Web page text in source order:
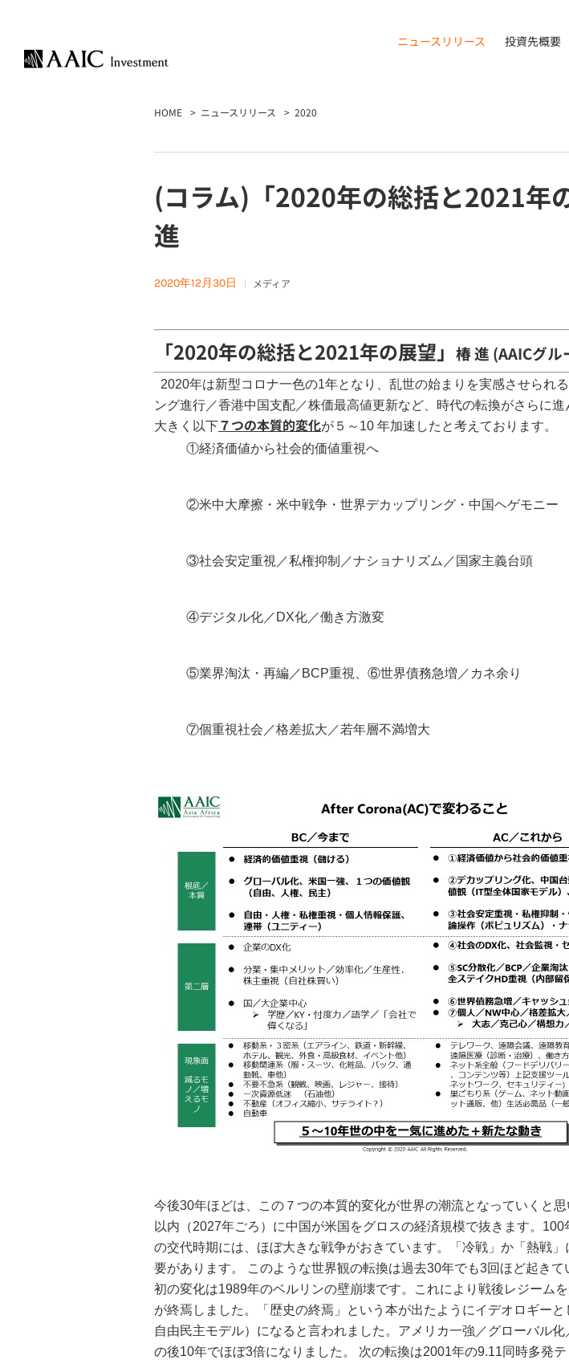
ニュースリリース 投資先概要
HOME ニュースリリース 2020
(コラム)「2020年の総括と2021年
進
2020年12月30日 メディア
「2020年の総括と2021年の展望」 椿 進 (AAICグル
2020年は新型コロナ一色の1年となり、乱世の始まりを実感させられ
ング進行／香港中国支配／株価最高値更新など、時代の転換がさらに進
大きく以下７つの本質的変化が５～10 年加速したと考えております。
①経済価値から社会的価値重視へ
②米中大摩擦・米中戦争・世界デカップリング・中国ヘゲモニー
③社会安定重視／私権抑制／ナショナリズム／国家主義台頭
④デジタル化／DX化／働き方激変
⑤業界淘汰・再編／BCP重視、⑥世界債務急増／カネ余り
⑦個重視社会／格差拡大／若年層不満増大
今後30年ほどは、この７つの本質的変化が世界の潮流となっていくと
以内（2027年ごろ）に中国が米国をグロスの経済規模で抜きます。
の交代時期には、ほぼ大きな戦争がおきています。「冷戦」か「熱戦
要があります。
このような世界観の転換は過去30年でも3回ほど起き
初の変化は1989年のベルリンの壁崩壊です。これにより戦後レジーム
が終焉しました。「歴史の終焉」という本が出たようにイデオロギー
自由民主モデル）になると言われました。アメリカ一強／グローバル
の後10年でほぼ3倍になりました。
次の転換は2001年の9.11同時多発